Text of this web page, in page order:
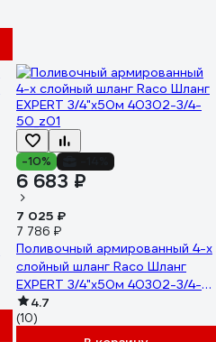
-10%
6 683 ₽
7 025 ₽
7 786 ₽
Поливочный армированный 4-х
слойный шланг Raco Шланг
EXPERT 3/4"x50м 40302-3/4-
50_z01
4.7
(10)